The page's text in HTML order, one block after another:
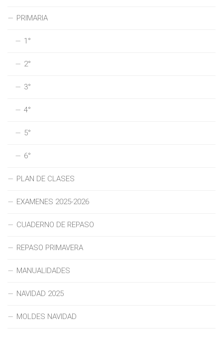
PRIMARIA
1°
2°
3°
4°
5°
6°
PLAN DE CLASES
EXAMENES 2025-2026
CUADERNO DE REPASO
REPASO PRIMAVERA
MANUALIDADES
NAVIDAD 2025
MOLDES NAVIDAD